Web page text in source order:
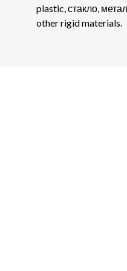
plastic, стакло,
other rigid materials.